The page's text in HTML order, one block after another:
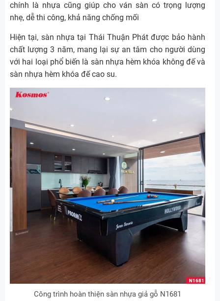
chính là nhựa cũng giúp cho ván sàn có trọng lượng
nhẹ, dễ thi công, khả năng chống mối
Hiện tại, sàn nhựa tại Thái Thuận Phát được bảo hành
chất lượng 3 năm, mang lại sự an tâm cho người dùng
với hai loại phổ biến là sàn nhựa hèm khóa không đế và
sàn nhựa hèm khóa đế cao su.
Công trình hoàn thiện sàn nhựa giả gỗ N1681